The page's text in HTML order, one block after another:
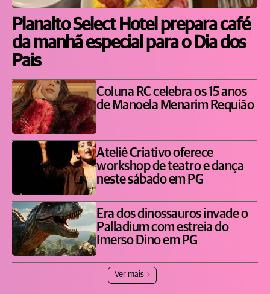
Planalto Select Hotel prepara café
da manhã especial para o Dia dos
Pais
Coluna RC celebra os 15 anos
de Manoela Menarim Requião
Ateliê Criativo oferece
workshop de teatro e dança
neste sábado em PG
Era dos dinossauros invade o
Palladium com estreia do
Imerso Dino em PG
Ver mais